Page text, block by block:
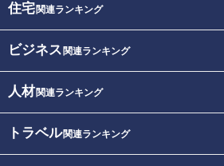
住宅関連ランキング
ビジネス 関連ランキング
人材関連ランキング
トラベル関連ランキング